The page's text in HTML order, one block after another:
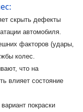
скрыть дефекты
автомобиля.
факторов (удары,
колес.
что на
влияет состояние
покраски